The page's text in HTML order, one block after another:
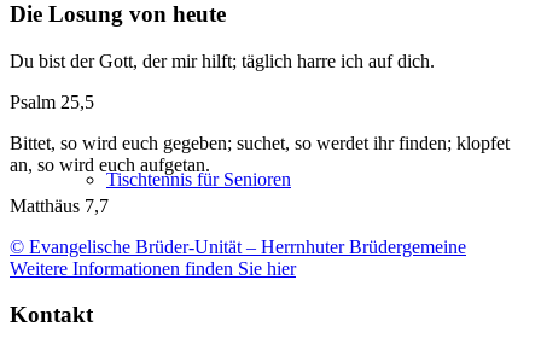
Tischtennis für Senioren
Die Losung von heute
Du bist der Gott, der mir hilft; täglich harre ich auf dich.
Psalm 25,5
Bittet, so wird euch gegeben; suchet, so werdet ihr finden; klopfet
an, so wird euch aufgetan.
Matthäus 7,7
© Evangelische Brüder-Unität – Herrnhuter Brüdergemeine
Weitere Informationen finden Sie hier
Kontakt